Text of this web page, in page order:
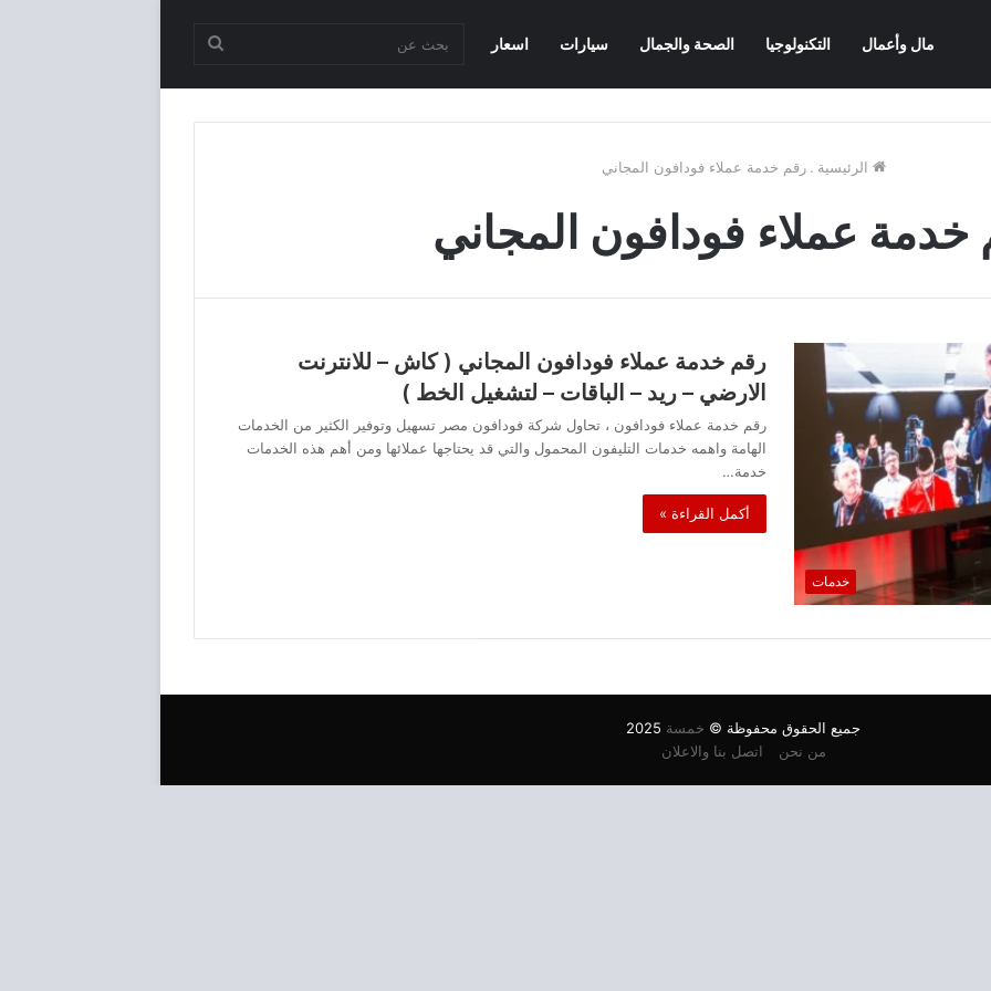
مال وأعمال التكنولوجيا الصحة والجمال سيارات اسعار
الرئيسية . رقم خدمة عملاء فودافون المجاني
خدمة عملاء فودافون المجاني
خدمات
رقم خدمة عملاء فودافون المجاني ( كاش – للانترنت
الارضي – ريد – الباقات – لتشغيل الخط )
رقم خدمة عملاء فودافون ، تحاول شركة فودافون مصر تسهيل وتوفير الكثير من الخدمات
الهامة واهمه خدمات التليفون المحمول والتي قد يحتاجها عملائها ومن أهم هذه الخدمات
خدمة…
أكمل القراءة »
جميع الحقوق محفوظة © خمسة
من نحن
اتصل بنا والاعلان